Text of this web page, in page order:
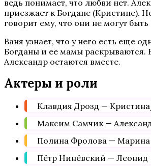
ведь понимает, что любви нет.
приезжает к Богдане (Кристине).
говорит ему, что они не могут быть
Ваня узнает, что у него есть еще
Богданы и ее мамы раскрываются.
Александр остаются вместе.
Актеры и роли
Клавдия Дрозд —
Максим Самчик —
Полина Фролова — Марина
Пётр Нинёвский — Леонид